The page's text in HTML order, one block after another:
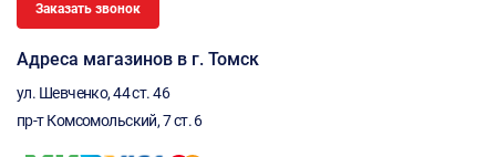
Заказать звонок
Адреса магазинов в г. Томск
ул. Шевченко, 44 ст. 46
пр-т Комсомольский, 7 ст. 6